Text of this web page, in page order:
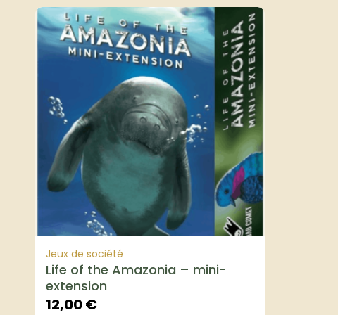
Jeux de société
Life of the Amazonia – mini-
extension
12,00€